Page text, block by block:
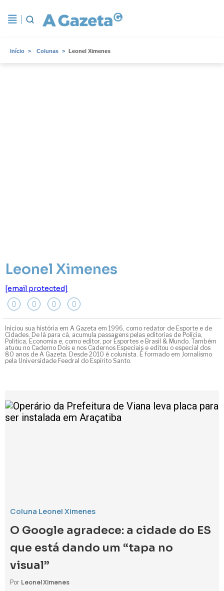
Início Colunas Leonel Ximenes
Leonel Ximenes
[email protected]
Iniciou sua história em A Gazeta em 1996, como redator de Esporte e de
Cidades. De lá para cá, acumula passagens pelas editorias de Polícia,
Política, Economia e, como editor, por Esportes e Brasil & Mundo. Também
atuou no Caderno Dois e nos Cadernos Especiais e editou o especial dos
80 anos de A Gazeta. Desde 2010 é colunista. É formado em Jornalismo
pela Universidade Feedral do Espírito Santo.
Coluna Leonel Ximenes
O Google agradece: a cidade do ES
que está dando um “tapa no
visual”
Por Leonel Ximenes